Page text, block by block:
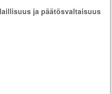
ja päätösvaltaisuus